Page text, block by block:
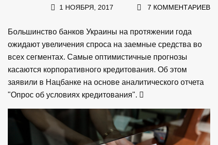
1 НОЯБРЯ, 2017 7 КОММЕНТАРИЕВ
Большинство банков Украины на протяжении года
ожидают увеличения спроса на заемные средства во
всех сегментах. Самые оптимистичные прогнозы
касаются корпоративного кредитования. Об этом
заявили в Нацбанке на основе аналитического отчета
"Опрос об условиях кредитования".